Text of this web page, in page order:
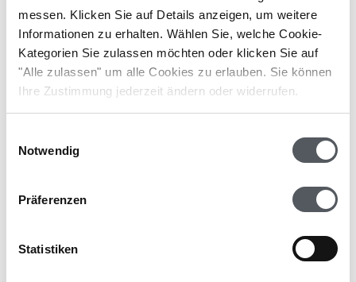
messen. Klicken Sie auf Details anzeigen, um weitere
Informationen zu erhalten. Wählen Sie, welche Cookie-
Kategorien Sie zulassen möchten oder klicken Sie auf
"Alle zulassen" um alle Cookies zu erlauben. Sie können
Ihre Zustimmung jederzeit ändern oder widerrufen.
Notwendig
Präferenzen
Statistiken
von der Unternehmensgröße, der Anzahl der
Belege und Komplexität ...